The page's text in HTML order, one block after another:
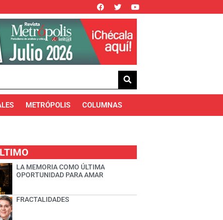
METRÓPOLIS COLUMNAS
LA MEMORIA COMO ÚLTIMA
OPORTUNIDAD PARA AMAR
FRACTALIDADES